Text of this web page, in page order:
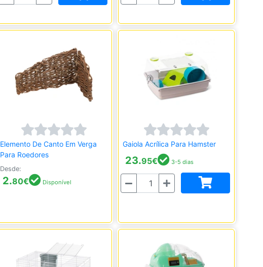
Elemento De Canto Em Verga
Para Roedores
Desde:
2.80€ Disponível
Gaiola Acrílica Para Hamster
23.95€ 3-5 dias
Quantidade